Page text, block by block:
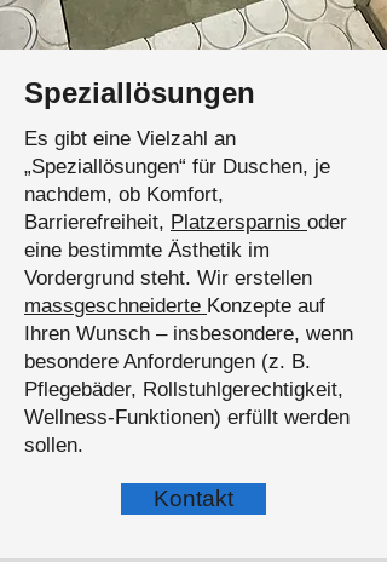
Speziallösungen
Es gibt eine Vielzahl an
„Speziallösungen“ für Duschen, je
nachdem, ob Komfort,
Barrierefreiheit, Platzersparnis oder
eine bestimmte Ästhetik im
Vordergrund steht. Wir erstellen
massgeschneiderte Konzepte auf
Ihren Wunsch – insbesondere, wenn
besondere Anforderungen (z. B.
Pflegebäder, Rollstuhlgerechtigkeit,
Wellness-Funktionen) erfüllt werden
sollen.​​
Kontakt